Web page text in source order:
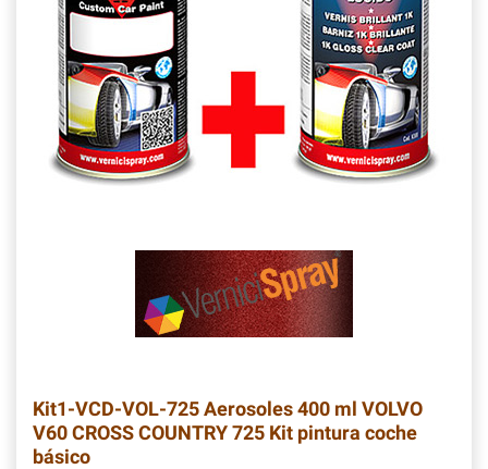
Kit1-VCD-VOL-725Aerosoles 400 ml VOLVO
V60 CROSS COUNTRY 725 Kit pintura coche
básico